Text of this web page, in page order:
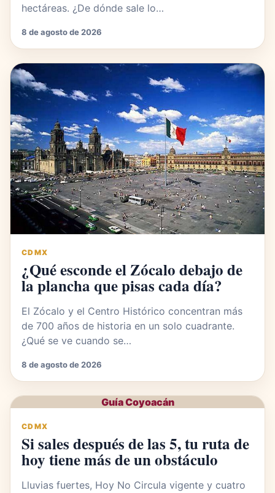
hectáreas. ¿De dónde sale lo…
8 de agosto de 2026
CDMX
¿Qué esconde el Zócalo debajo de
la plancha que pisas cada día?
El Zócalo y el Centro Histórico concentran más
de 700 años de historia en un solo cuadrante.
¿Qué se ve cuando se…
8 de agosto de 2026
Guía Coyoacán
CDMX
Si sales después de las 5, tu ruta de
hoy tiene más de un obstáculo
Lluvias fuertes, Hoy No Circula vigente y cuatro